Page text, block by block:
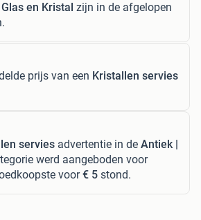
en Kristal zijn in de afgelopen
prijs van een Kristallen servies
servies advertentie in de Antiek |
werd aangeboden voor
voor€ 5 stond.